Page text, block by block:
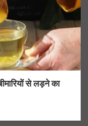
से लड़ने का